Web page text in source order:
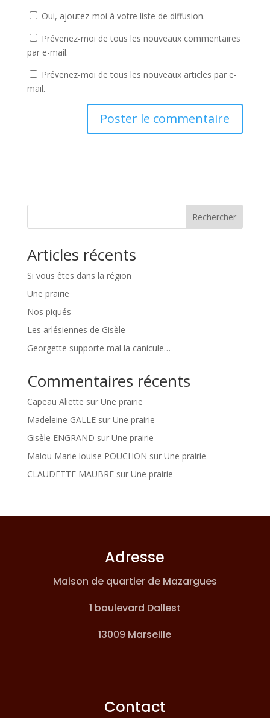
Oui, ajoutez-moi à votre liste de diffusion.
Prévenez-moi de tous les nouveaux commentaires
par e-mail.
Prévenez-moi de tous les nouveaux articles par e-
mail.
Rechercher
Articles récents
Si vous êtes dans la région
Une prairie
Nos piqués
Les arlésiennes de Gisèle
Georgette supporte mal la canicule…
Commentaires récents
Capeau Aliette sur Une prairie
Madeleine GALLEsur Une prairie
Gisèle ENGRAND sur Une prairie
Malou Marie louise POUCHON sur Une prairie
CLAUDETTE MAUBREsur Une prairie
Adresse
Maison de quartier de Mazargues
1 boulevard Dallest
13009 Marseille
Contact